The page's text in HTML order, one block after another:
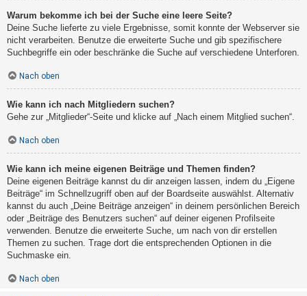
Warum bekomme ich bei der Suche eine leere Seite?
Deine Suche lieferte zu viele Ergebnisse, somit konnte der Webserver sie
nicht verarbeiten. Benutze die erweiterte Suche und gib spezifischere
Suchbegriffe ein oder beschränke die Suche auf verschiedene Unterforen.
Nach oben
Wie kann ich nach Mitgliedern suchen?
Gehe zur „Mitglieder“-Seite und klicke auf „Nach einem Mitglied suchen“.
Nach oben
Wie kann ich meine eigenen Beiträge und Themen finden?
Deine eigenen Beiträge kannst du dir anzeigen lassen, indem du „Eigene
Beiträge“ im Schnellzugriff oben auf der Boardseite auswählst. Alternativ
kannst du auch „Deine Beiträge anzeigen“ in deinem persönlichen Bereich
oder „Beiträge des Benutzers suchen“ auf deiner eigenen Profilseite
verwenden. Benutze die erweiterte Suche, um nach von dir erstellen
Themen zu suchen. Trage dort die entsprechenden Optionen in die
Suchmaske ein.
Nach oben